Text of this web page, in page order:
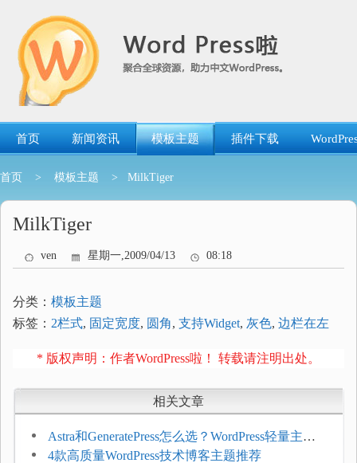
首页 新闻资讯 模板主题 插件下载
首页 > 模板主题 > MilkTiger
MilkTiger
ven 星期一,2009/04/13 08:18
分类： 模板主题
标签： 2栏式, 固定宽度, 圆角, 支持Widget, 灰色, 边栏在左
* 版权声明：作者WordPress啦！ 转载请注明出处。
相关文章
Astra和GeneratePress怎么选？WordPress轻量主题
选型维度
4款高质量WordPress技术博客主题推荐